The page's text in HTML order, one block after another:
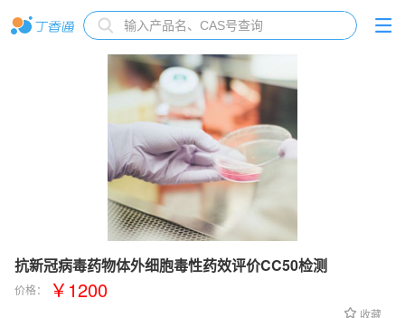
抗新冠病毒药物体外细胞毒性药效评价CC50检测
价格： ￥1200
收藏